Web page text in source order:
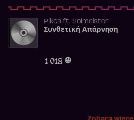
Pikosft. Solmeister
Συνθετική Απάρνηση
1 012